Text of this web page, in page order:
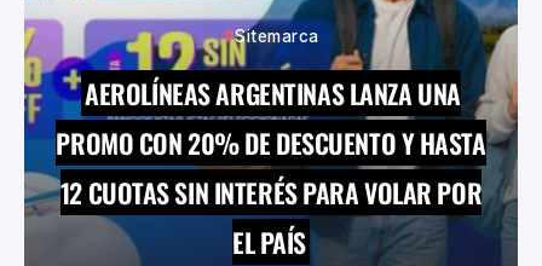
Sitemarca
AEROLÍNEAS ARGENTINAS LANZA UNA
PROMO CON 20% DE DESCUENTO Y HASTA
12 CUOTAS SIN INTERÉS PARA VOLAR POR
EL PAÍS